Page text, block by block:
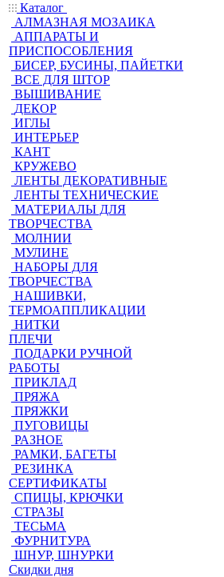
Каталог
АЛМАЗНАЯ МОЗАИКА
АППАРАТЫ И
ПРИСПОСОБЛЕНИЯ
БИСЕР, БУСИНЫ, ПАЙЕТКИ
ВСЕ ДЛЯ ШТОР
ВЫШИВАНИЕ
ДЕКОР
ИГЛЫ
ИНТЕРЬЕР
КАНТ
КРУЖЕВО
ЛЕНТЫ ДЕКОРАТИВНЫЕ
ЛЕНТЫ ТЕХНИЧЕСКИЕ
МАТЕРИАЛЫ ДЛЯ
ТВОРЧЕСТВА
МОЛНИИ
МУЛИНЕ
НАБОРЫ ДЛЯ
ТВОРЧЕСТВА
НАШИВКИ,
ТЕРМОАППЛИКАЦИИ
НИТКИ
ПЛЕЧИ
ПОДАРКИ РУЧНОЙ
РАБОТЫ
ПРИКЛАД
ПРЯЖА
ПРЯЖКИ
ПУГОВИЦЫ
РАЗНОЕ
РАМКИ, БАГЕТЫ
РЕЗИНКА
СЕРТИФИКАТЫ
СПИЦЫ, КРЮЧКИ
СТРАЗЫ
ТЕСЬМА
ФУРНИТУРА
ШНУР, ШНУРКИ
Скидки дня